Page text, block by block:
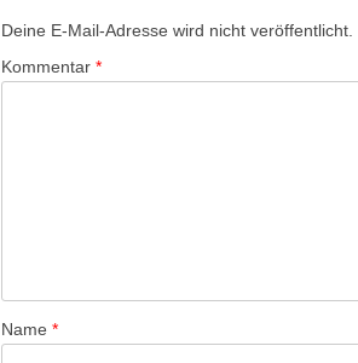
Deine E-Mail-Adresse wird nicht veröffentlicht.
Kommentar *
Name *